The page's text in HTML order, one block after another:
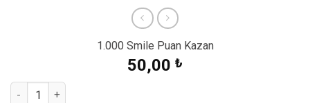
1.000 Smile Puan Kazan
50,00 ₺
ATÖLYE SMİLE ÖZEL SERİ SULU TRANSFER KAĞIDI SML-153